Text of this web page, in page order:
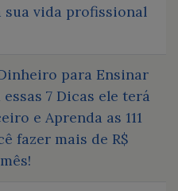
sua vida profissional
para Ensinar
7 Dicas ele terá
e Aprenda as 111
fazer mais de R$